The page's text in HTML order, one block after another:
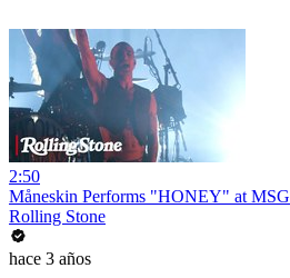
2:50
Måneskin Performs "HONEY" at MSG
Rolling Stone
hace 3 años